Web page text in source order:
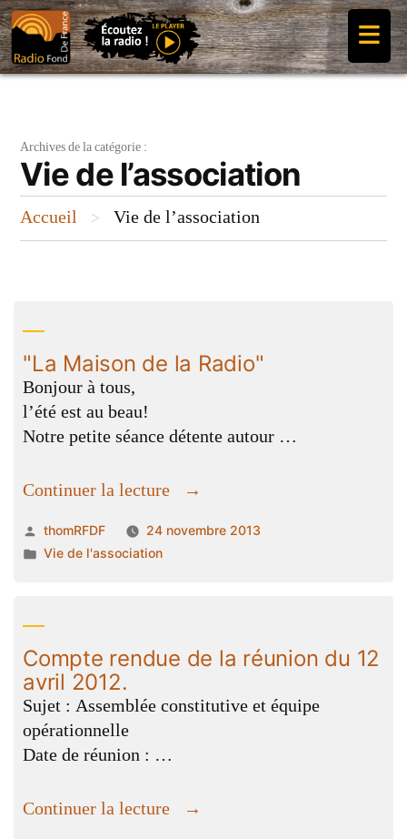
Aller
au
contenu
≡
Archives de la catégorie :
Vie de l’association
Accueil > Vie de l’association
"La Maison de la Radio"
Bonjour à tous,
l’été est au beau!
Notre petite séance détente autour …
Continuer la lecture
« "La
de
Publié
par
thomRFDF
24 novembre 2013
Publié
Vie de l'association
Compte rendue de la réunion du 12
avril 2012.
Sujet : Assemblée constitutive et équipe
opérationnelle
Date de réunion : …
Continuer la lecture
« Compte